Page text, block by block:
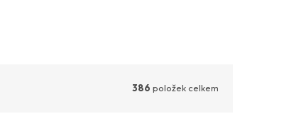
386 položek celkem